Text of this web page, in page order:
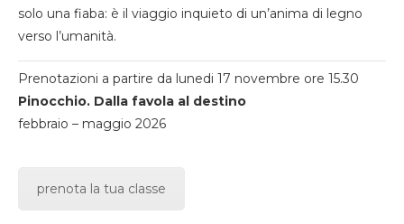
solo una fiaba: è il viaggio inquieto di un’anima di legno
verso l’umanità.
Prenotazioni a partire da lunedi 17 novembre ore 15.30
Pinocchio. Dalla favola al destino
febbraio – maggio 2026
prenota la tua classe